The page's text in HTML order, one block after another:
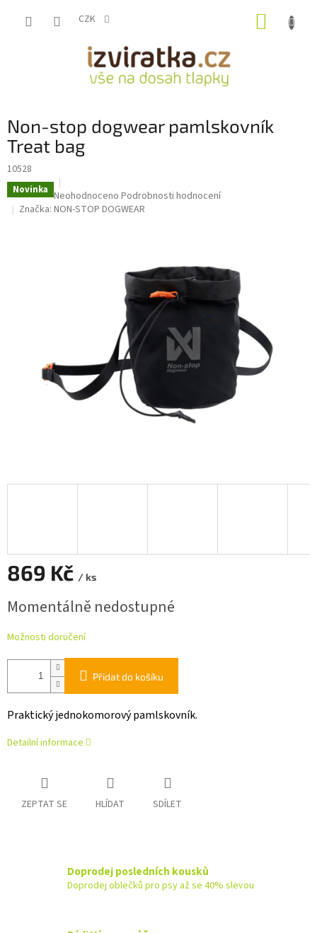
CZK
Non-stop dogwear pamlskovník
Treat bag
10528
Novinka Průměrné
hodnocení
Neohodnoceno Podrobnosti hodnocení
Značka: NON-STOP DOGWEAR
869 Kč / ks
cena:
Momentálně nedostupné
Možnosti doručení
Přidat do košíku
Praktický jednokomorový pamlskovník.
Detailní informace
ZEPTAT SE HLÍDAT SDÍLET
Doprodej posledních kousků
Doprodej oblečků pro psy až se 40% slevou